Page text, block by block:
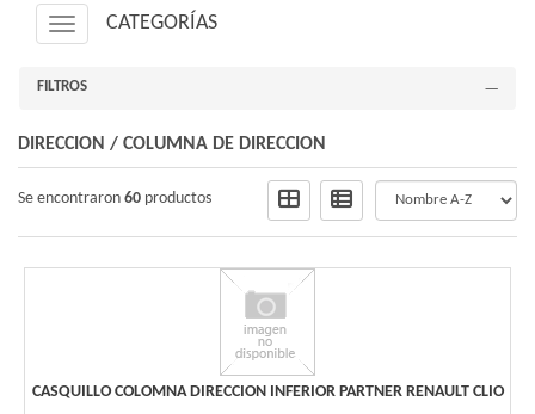
Navigation ein-/ausblenden
CATEGORÍAS
FILTROS
DIRECCION / COLUMNA DE DIRECCION
Se encontraron 60 productos
CASQUILLO COLOMNA DIRECCION INFERIOR PARTNER RENAULT CLIO